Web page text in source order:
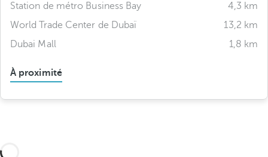
Station de métro Business Bay
4,3 km
World Trade Center de Dubaï
13,2 km
Dubai Mall
1,8 km
À proximité